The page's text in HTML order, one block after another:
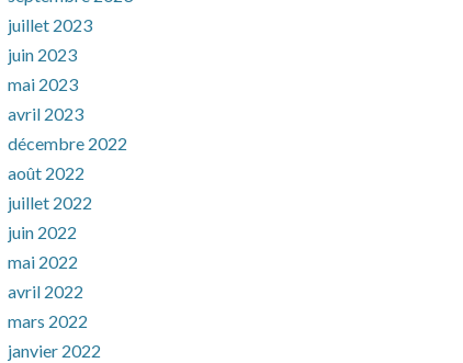
juillet 2023
juin 2023
mai 2023
avril 2023
décembre 2022
août 2022
juillet 2022
juin 2022
mai 2022
avril 2022
mars 2022
janvier 2022